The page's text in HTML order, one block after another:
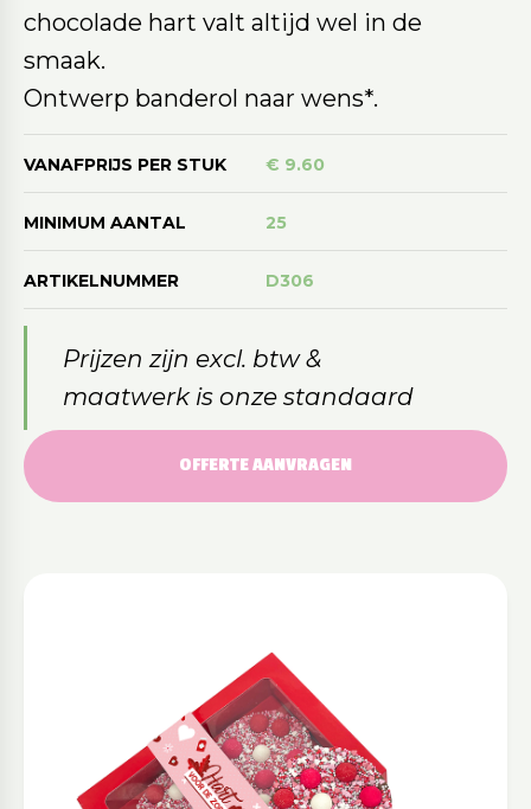
chocolade hart valt altijd wel in de
smaak.
Ontwerp banderol naar wens*.
VANAFPRIJS PER STUK € 9.60
MINIMUM AANTAL 25
ARTIKELNUMMER D306
Prijzen zijn excl. btw &
maatwerk is onze standaard
OFFERTE AANVRAGEN